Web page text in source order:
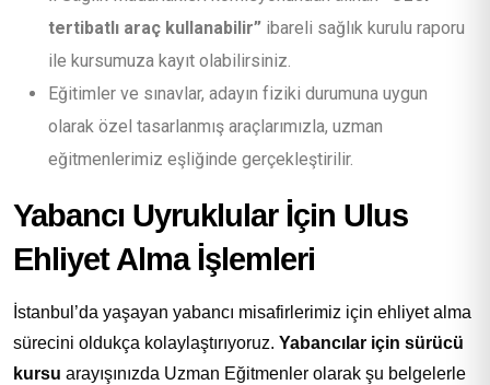
tertibatlı araç kullanabilir” ibareli sağlık kurulu raporu
ile kursumuza kayıt olabilirsiniz.
Eğitimler ve sınavlar, adayın fiziki durumuna uygun
olarak özel tasarlanmış araçlarımızla, uzman
eğitmenlerimiz eşliğinde gerçekleştirilir.
Yabancı Uyruklular İçin Ulus
Ehliyet Alma İşlemleri
İstanbul’da yaşayan yabancı misafirlerimiz için ehliyet alma
sürecini oldukça kolaylaştırıyoruz. Yabancılar için sürücü
kursu arayışınızda Uzman Eğitmenler olarak şu belgelerle